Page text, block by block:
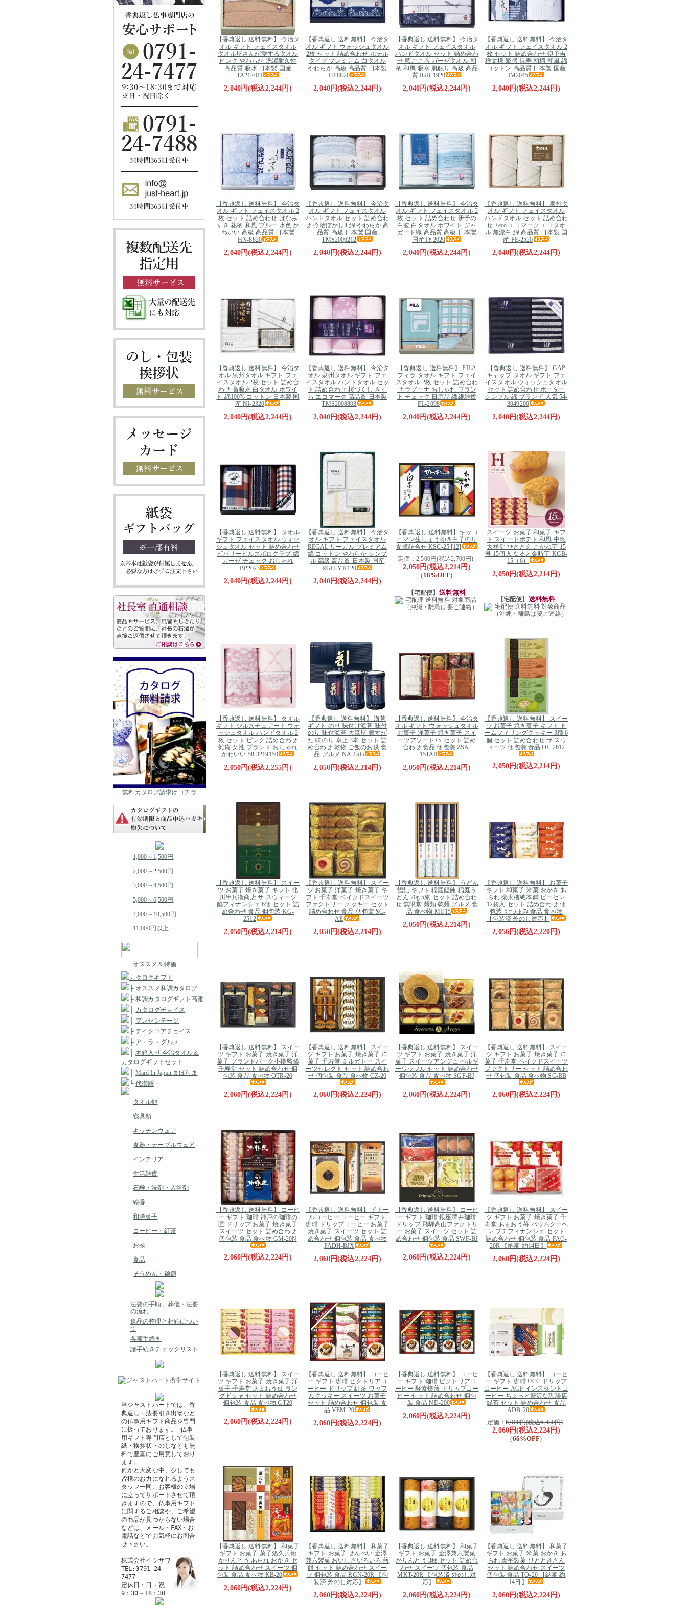
無料カタログ請求はコチラ
1,000～1,500円
2,000～2,500円
3,000～4,500円
5,000～6,500円
7,000～10,500円
11,000円以上
オススメ＆特価
カタログギフト
├ オススメ和調カタログ
├和調カタログギフト高雅
├ カタログチョイス
├ プレゼンテージ
├ テイクユアチョイス
├ ア・ラ・グルメ
├ 木箱入り 今治タオル＆
カタログギフトセット
├Maid In Japan まほらま
└代御膳
タオル他
寝具類
キッチンウェア
食器・テーブルウェア
インテリア
生活雑貨
石鹸・洗剤・入浴剤
線香
和洋菓子
コーヒー・紅茶
お茶
食品
そうめん・麺類
法要の手順、葬儀・法要
の流れ
遺品の整理と相続につい
て
各種手続き
諸手続きチェックリスト
当ジャストハートでは、香
典返し・法要引き出物など
の仏事用ギフト商品を専門
に扱っております。 仏事
用ギフト専門店として包装
紙・挨拶状・のしなども無
料で豊富にご用意しており
ます。
何かと大変な中、少しでも
皆様のお力になれるようス
タッフ一同、お客様の立場
に立ってサポートさせて頂
きますので、仏事用ギフト
に関するご相談や、ご希望
の商品が見つからない場合
などは、メール・FAX・お
電話などでお気軽にお問合
せ下さい。
株式会社イシザワ
TEL:0791-24-
7477
定休日：日・祝
9：30～18：30
【香典返し 送料無料】 今治タ
オル ギフト フェイスタオル
タオル屋さんが愛するタオル
ピンク やわらか 洗濯耐久性
高品質 吸水 日本製 国産
TA2120PI
2,040円(税込2,244円)
【香典返し 送料無料】 今治タ
オル ギフト ウォッシュタオル
2枚 セット 詰め合わせ ホテル
タイプ プレミアム 白タオル
やわらか 高級 高品質 日本製
HP8820
2,040円(税込2,244円)
【香典返し 送料無料】 今治タ
オル ギフト フェイスタオル
ハンドタオル セット 詰め合わ
せ 藍ごころ ガーゼタオル 和
柄 和風 吸水 肌触り 高級 高品
質 IGB-1920
2,040円(税込2,244円)
【香典返し 送料無料】 今治タ
オル ギフト フェイスタオル 2
枚 セット 詰め合わせ 伊予吉
祥文様 繁盛 長寿 和柄 和風 綿
コットン 高品質 日本製 国産
IM2045
2,040円(税込2,244円)
【香典返し 送料無料】 今治タ
オル ギフト フェイスタオル 2
枚 セット 詰め合わせ はなみ
ずき 花柄 和風 ブルー 水色 か
わいい 高級 高品質 日本製
HN-8820
2,040円(税込2,244円)
【香典返し 送料無料】 今治タ
オル ギフト フェイスタオル
ハンドタオル セット 詰め合わ
せ 今治ぼかしll 綿 やわらか 高
品質 高級 日本製 国産
TMS2006212
2,040円(税込2,244円)
【香典返し 送料無料】 今治タ
オル ギフト フェイスタオル 2
枚 セット 詰め合わせ 伊予の
白波 白タオル ホワイト ジャ
ガード織 高品質 高級 日本製
国産 IY2020
2,040円(税込2,244円)
【香典返し 送料無料】 泉州タ
オル ギフト フェイスタオル
ハンドタオル セット 詰め合わ
せ +eco エコマーク エコタオ
ル 無漂白 綿 高品質 日本製 国
産 PE-2520
2,040円(税込2,244円)
【香典返し 送料無料】 今治タ
オル 泉州タオル ギフト フェ
イスタオル 2枚 セット 詰め合
わせ 高吸水 白タオル ホワイ
ト 綿100% コットン 日本製 国
産 NI-2320
2,040円(税込2,244円)
【香典返し 送料無料】 今治タ
オル 泉州タオル ギフト フェ
イスタオル ハンドタオル セッ
ト 詰め合わせ 桜づくし さく
ら エコマーク 高品質 日本製
TMS2008803
2,040円(税込2,244円)
【香典返し 送料無料】 FILA
フィラ タオル ギフト フェイ
スタオル 2枚 セット 詰め合わ
せ ラグーナ おしゃれ ブラン
ド チェック 日用品 繊維雑貨
FL-2098
2,040円(税込2,244円)
【香典返し 送料無料】 GAP
ギャップ タオル ギフト フェ
イスタオル ウォッシュタオル
セット 詰め合わせ ボーダー
シンプル 綿 ブランド 人気 54-
3049200
2,040円(税込2,244円)
【香典返し 送料無料】 タオル
ギフト フェイスタオル ウォッ
シュタオル セット 詰め合わせ
ビバリーヒルズポロクラブ 綿
ガーゼ チェック おしゃれ
BP2023
2,040円(税込2,244円)
【香典返し 送料無料】 今治タ
オル ギフト フェイスタオル
REGAL リーガル プレミアム
綿 コットン やわらか シンプ
ル 高級 高品質 日本製 国産
RGH-YK120
2,040円(税込2,244円)
【香典返し 送料無料】キッコ
ーマン生しょうゆ＆白子のり
食卓詰合せ KSC-25 [12]
定価：2,500円(税込2,700円)
2,050円(税込2,214円)
(18%OFF)
【宅配便】 送料無料
スイーツ お菓子 和菓子 ギフ
ト スイートポテト 和風 中島
大祥堂 ひととえ こがね芋 15
号 15個入 なると金時芋 KGB-
15（6）
2,050円(税込2,214円)
【宅配便】 送料無料
【香典返し 送料無料】 タオル
ギフト ジルスチュアート ウォ
ッシュタオル ハンドタオル 2
枚 セット ピンク 詰め合わせ
雑貨 女性 ブランド おしゃれ
かわいい 58-3219150
2,050円(税込2,255円)
【香典返し 送料無料】 海苔
ギフト のり 味付け海苔 味付
のり 味付海苔 大森屋 舞すが
た 味のり 卓上 3本 セット 詰
め合わせ 乾物 ご飯のお供 食
品 グルメ NA-15G
2,050円(税込2,214円)
【香典返し 送料無料】 今治タ
オル ギフト ウォッシュタオル
お菓子 洋菓子 焼き菓子 スイ
ーツアソート+S セット 詰め
合わせ 食品 個包装 ZSA-
15TAR
2,050円(税込2,214円)
【香典返し 送料無料】 スイー
ツ お菓子 焼き菓子 ギフト ド
ームフィリングクッキー 3種 6
個 セット 詰め合わせ ザ スウ
ィーツ 個包装 食品 DF-2612
2,050円(税込2,214円)
【香典返し 送料無料】 スイー
ツ お菓子 焼き菓子 ギフト 北
川半兵衞商店 ザ スウィーツ
餡フィナンシェ 6個 セット 詰
め合わせ 食品 個包装 KG-
2512
2,050円(税込2,214円)
【香典返し 送料無料】 スイー
ツ お菓子 洋菓子 焼き菓子 ギ
フト 千寿堂 ベイクドスイーツ
ファクトリー クッキー セット
詰め合わせ 食品 個包装 SC-
AE
2,050円(税込2,214円)
【香典返し 送料無料】 うどん
饂飩 ギフト 稲庭饂飩 稲庭う
どん 70g 5束 セット 詰め合わ
せ 無限堂 麺類 乾麺 グルメ 食
品 食べ物 MU15
2,050円(税込2,214円)
【香典返し 送料無料】 お菓子
ギフト 和菓子 米菓 おかき あ
られ 榮太樓總本鋪 ピーセン
12袋入 セット 詰め合わせ 個
包装 おつまみ 食品 食べ物
【包装済 外のし対応】
2,056円(税込2,220円)
【香典返し 送料無料】 スイー
ツ ギフト お菓子 焼き菓子 洋
菓子 グランドパーク小樽監修
千寿堂 セット 詰め合わせ 個
包装 食品 食べ物 OTR-20
2,060円(税込2,224円)
【香典返し 送料無料】 スイー
ツ ギフト お菓子 焼き菓子 洋
菓子 千寿堂 ミルガトー スイ
ーツセレクト セット 詰め合わ
せ 個包装 食品 食べ物 CZ-20
2,060円(税込2,224円)
【香典返し 送料無料】 スイー
ツ ギフト お菓子 焼き菓子 洋
菓子 スイーツアンジュ ベルギ
ーワッフル セット 詰め合わせ
個包装 食品 食べ物 SGF-BJ
2,060円(税込2,224円)
【香典返し 送料無料】 スイー
ツ ギフト お菓子 焼き菓子 洋
菓子 千寿堂 ベイクドスイーツ
ファクトリー セット 詰め合わ
せ 個包装 食品 食べ物 SC-BB
2,060円(税込2,224円)
【香典返し 送料無料】 コーヒ
ー ギフト 珈琲 神戸の珈琲の
匠 ドリップ お菓子 焼き菓子
スイーツ セット 詰め合わせ
個包装 食品 食べ物 GM-20N
2,060円(税込2,224円)
【香典返し 送料無料】 ドトー
ルコーヒー コーヒー ギフト
珈琲 ドリップコーヒー お菓子
焼き菓子 スイーツ セット 詰
め合わせ 個包装 食品 食べ物
FADH-BJX
2,060円(税込2,224円)
【香典返し 送料無料】 コーヒ
ー ギフト 珈琲 銀座澤井珈琲
ドリップ 飛騨高山ファクトリ
ー お菓子 スイーツ セット 詰
め合わせ 個包装 食品 SWF-BJ
2,060円(税込2,224円)
【香典返し 送料無料】 スイー
ツ ギフト お菓子 焼き菓子 千
寿堂 あまおう苺 バウムクーヘ
ン プチフィナンシェ セット
詰め合わせ 個包装 食品 FAO-
20R 【納期 約14日】
2,060円(税込2,224円)
【香典返し 送料無料】 スイー
ツ ギフト お菓子 焼き菓子 洋
菓子 千寿堂 あまおう苺 ラン
グドシャ セット 詰め合わせ
個包装 食品 食べ物 GT20
2,060円(税込2,224円)
【香典返し 送料無料】 コーヒ
ー ギフト 珈琲 ビクトリアコ
ーヒー ドリップ 紅茶 ワッフ
ルクッキー スイーツ お菓子
セット 詰め合わせ 個包装 食
品 VEM-20
2,060円(税込2,224円)
【香典返し 送料無料】 コーヒ
ー ギフト 珈琲 ビクトリアコ
ーヒー 酵素焙煎 ドリップコー
ヒー セット 詰め合わせ 個包
装 食品 ND-200
2,060円(税込2,224円)
【香典返し 送料無料】 コーヒ
ー ギフト 珈琲 UCC ドリップ
コーヒー AGF インスタントコ
ーヒー ちょっと贅沢な珈琲店
緑茶 セット 詰め合わせ 食品
ADB-20
定価：6,000円(税込6,480円)
2,060円(税込2,224円)
(66%OFF)
【香典返し 送料無料】 和菓子
ギフト お菓子 菓子処久兵衛
かりんとう あられ おかき セ
ット 詰め合わせ スイーツ 個
包装 食品 食べ物 KB-20
2,060円(税込2,224円)
【香典返し 送料無料】 和菓子
ギフト お菓子 せんべい 金澤
兼六製菓 おいしさいろいろ 煎
餅 セット 詰め合わせ スイー
ツ 個包装 食品 RGN-20R 【包
装済 外のし対応】
2,060円(税込2,224円)
【香典返し 送料無料】 和菓子
ギフト お菓子 金澤兼六製菓
かりんとう 3種 セット 詰め合
わせ スイーツ 個包装 食品
MKT-20R 【包装済 外のし対
応】
2,060円(税込2,224円)
【香典返し 送料無料】 和菓子
ギフト お菓子 米菓 おかき あ
られ 泰平製菓 ひとときさん
セット 詰め合わせ スイーツ
個包装 食品 TO-20 【納期 約
14日】
2,060円(税込2,224円)